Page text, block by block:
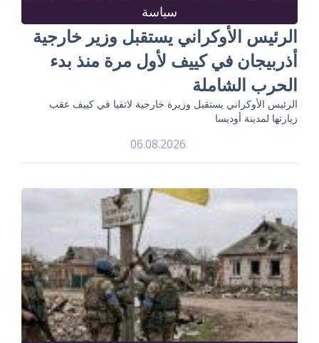
سياسة
الرئيس الأوكراني يستقبل وزير خارجية
أذربيجان في كييف لأول مرة منذ بدء
الحرب الشاملة
الرئيس الأوكراني يستقبل وزيرة خارجية لاتفيا في كييف عقب
زيارتها لمدينة أوديسا
06.08.2026